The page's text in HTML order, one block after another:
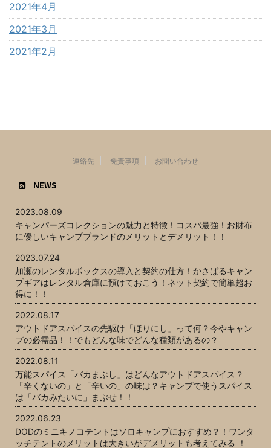
2021年4月
2021年3月
2021年2月
連絡先 免責事項 お問い合わせ
NEWS
2023.08.09
キャンパーズコレクションの魅力と特徴！コスパ最強！お財布
に優しいキャンプブランドのメリットとデメリット！！
2023.07.24
加瀬のレンタルボックスの導入と契約の仕方！かさばるキャン
プギアはレンタル倉庫に預けておこう！ネット契約で簡単超お
得に！！
2022.08.17
アウトドアスパイスの先駆け「ほりにし」って何？今やキャン
プの必需品！！でもどんな味でどんな種類があるの？
2022.08.11
万能スパイス「バカまぶし」はどんなアウトドアスパイス？
「辛くないの」と「辛いの」の味は？キャンプで使うスパイス
は「バカみたいに」まぶせ！！
2022.06.23
DODのミニキノコテントはソロキャンプにおすすめ？！ワンタ
ッチテントのメリットは大きいがデメリットも考えてみる ！